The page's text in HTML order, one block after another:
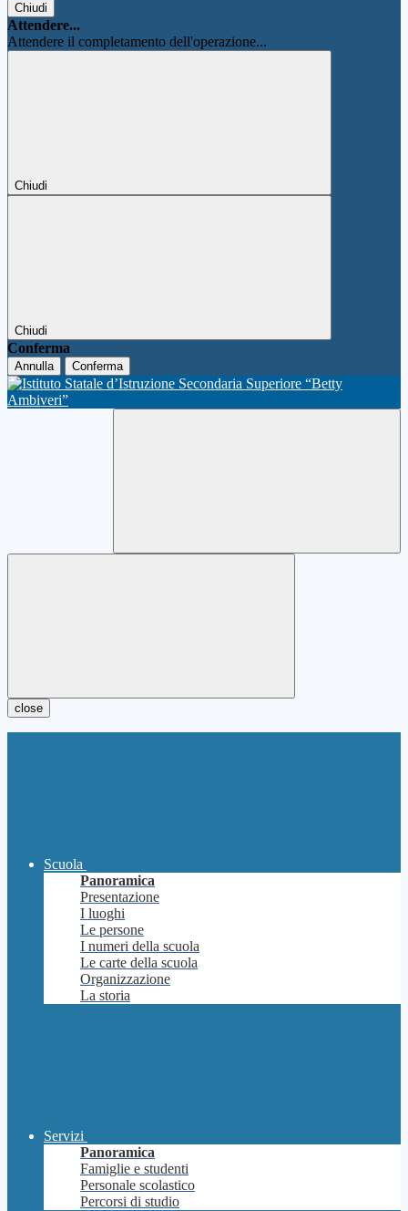
Chiudi
Attendere...
Attendere il completamento dell'operazione...
Chiudi
Chiudi
Conferma
Annulla Conferma
close
Scuola
Panoramica
Presentazione
I luoghi
Le persone
I numeri della scuola
Le carte della scuola
Organizzazione
La storia
Servizi
Panoramica
Famiglie e studenti
Personale scolastico
Percorsi di studio